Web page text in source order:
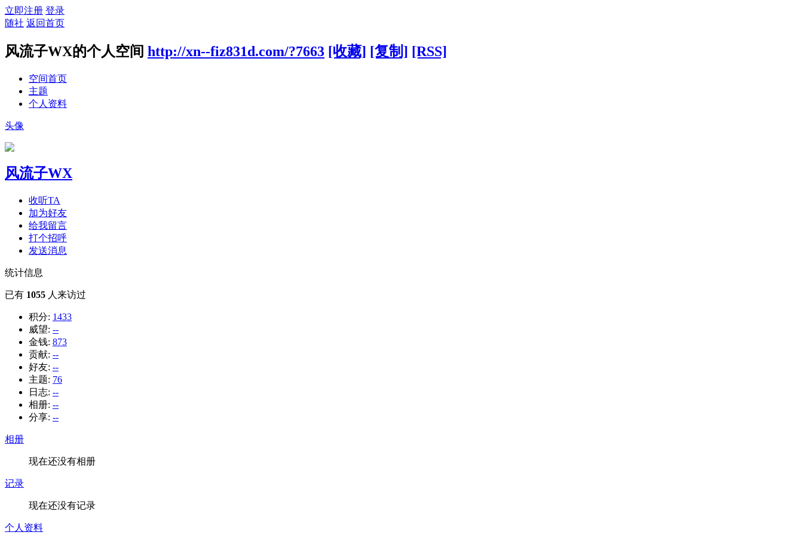
立即注册 登录
随社 返回首页
风流子WX的个人空间 http://xn--fiz831d.com/?7663 [收藏] [复制] [RSS]
空间首页
主题
个人资料
头像
风流子WX
收听TA
加为好友
给我留言
打个招呼
发送消息
统计信息
已有 1055 人来访过
积分: 1433
威望: --
金钱: 873
贡献: --
好友: --
主题: 76
日志: --
相册: --
分享: --
相册
现在还没有相册
记录
现在还没有记录
个人资料